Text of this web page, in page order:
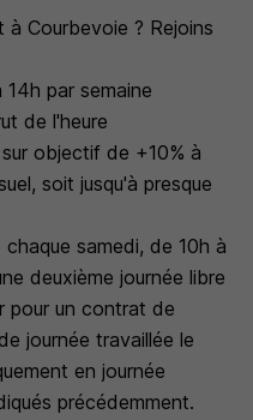
Courbevoie ? Rejoins
par semaine
de l'heure
objectif de +10% à
soit jusqu'à presque
samedi, de 10h à
deuxième journée libre
pour un contrat de
journée travaillée le
en journée
précédemment.